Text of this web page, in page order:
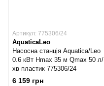
Артикул: 775306/24
AquaticaLeo
Насосна станція Aquatica/Leo
0.6 кВт Hmax 35 м Qmax 50 л/
хв пластик 775306/24
6 159 грн